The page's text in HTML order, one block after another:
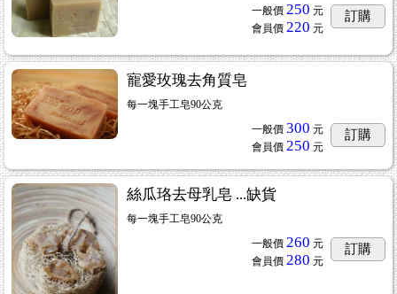
一般價 250 元
會員價 220 元
訂購
寵愛玫瑰去角質皂
每一塊手工皂90公克
一般價 300 元
會員價 250 元
訂購
絲瓜珞去母乳皂 ...缺貨
每一塊手工皂90公克
一般價 260 元
會員價 280 元
訂購